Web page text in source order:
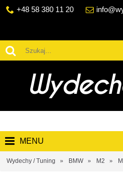
+48 58 380 11 20
MENU
Wydechy / Tuning BMW M2